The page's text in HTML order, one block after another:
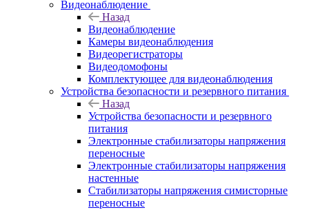
Видеонаблюдение
Назад
Видеонаблюдение
Камеры видеонаблюдения
Видеорегистраторы
Видеодомофоны
Комплектующее для видеонаблюдения
Устройства безопасности и резервного питания
Назад
Устройства безопасности и резервного
питания
Электронные стабилизаторы напряжения
переносные
Электронные стабилизаторы напряжения
настенные
Стабилизаторы напряжения симисторные
переносные